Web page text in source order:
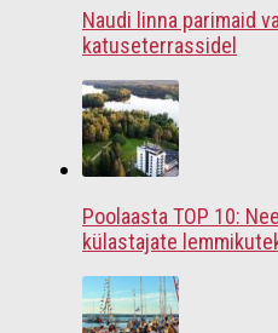
Naudi linna parimaid
katuseterrassidel
Poolaasta TOP 10:
külastajate